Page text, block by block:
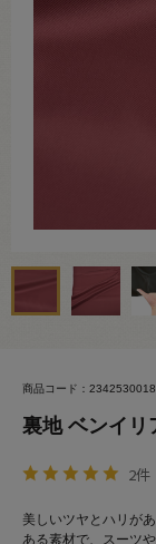
商品コード：
裏地 ベンイリ
2件
美しいツヤとハリが
ある素材で、スーツ